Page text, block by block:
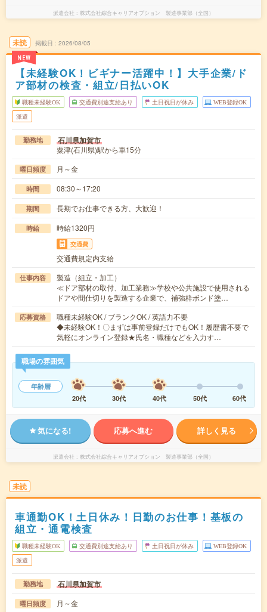
派遣会社 株式会社綜合キャリアオプション 製造事業部（全国）
未読
NEW
掲載日 2026/08/05
【未経験OK！ビギナー活躍中！】大手企業/ド
ア部材の検査・組立/日払いOK
職種未経験OK 交通費別途支給あり 土日祝日が休み WEB登録OK
派遣
勤務地 石川県加賀市
粟津(石川県)駅から車15分
曜日頻度 月～金
時間 08:30～17:20
期間 長期でお仕事できる方、大歓迎！
時給 時給1320円
交通費
交通費規定内支給
仕事内容
製造（組立・加工）
≪ドア部材の取付、加工業務≫学校や公共施設で使用される
ドアや間仕切りを製造する企業で、補強枠ボンド塗…
応募資格
職種未経験OK / ブランクOK / 英語力不要
◆未経験OK！〇まずは事前登録だけでもOK！履歴書不要で
気軽にオンライン登録★氏名・職種などを入力す…
職場の雰囲気
年齢層
20代
30代 40代 50代 60代
気になる! 応募へ進む 詳しく見る
派遣会社 株式会社綜合キャリアオプション 製造事業部（全国）
未読
車通勤OK！土日休み！日勤のお仕事！基板の
組立・通電検査
職種未経験OK 交通費別途支給あり 土日祝日が休み WEB登録OK
派遣
勤務地 石川県加賀市
曜日頻度 月～金